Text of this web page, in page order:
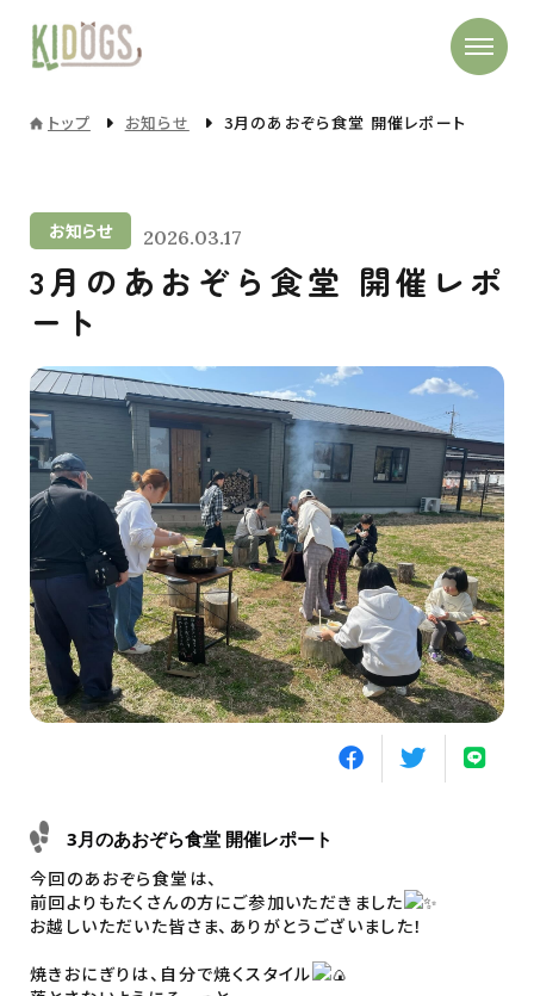
トップ お知らせ 3月のあおぞら食堂 開催レポート
お知らせ 2026.03.17
3月のあおぞら食堂 開催レポ
ート
3月のあおぞら食堂 開催レポート
今回のあおぞら食堂は、
前回よりもたくさんの方にご参加いただきました
お越しいただいた皆さま、ありがとうございました！
焼きおにぎりは、自分で焼くスタイル